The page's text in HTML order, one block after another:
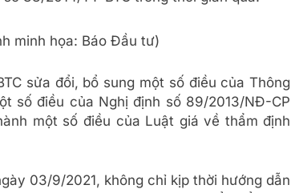
minh họa: Báo Đầu tư)
sửa đổi, bổ sung một số điều của Thông
số điều của Nghị định số 89/2013/NĐ-CP
một số điều của Luật giá về thẩm định
03/9/2021, không chỉ kịp thời hướng dẫn